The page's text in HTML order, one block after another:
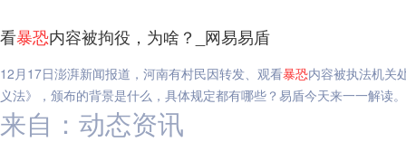
看暴恐内容被拘役，为啥？_网易易盾
12月17日澎湃新闻报道，河南有村民因转发、观看暴恐内容被执法机关
义法》，颁布的背景是什么，具体规定都有哪些？易盾今天来一一解读
来自：动态资讯